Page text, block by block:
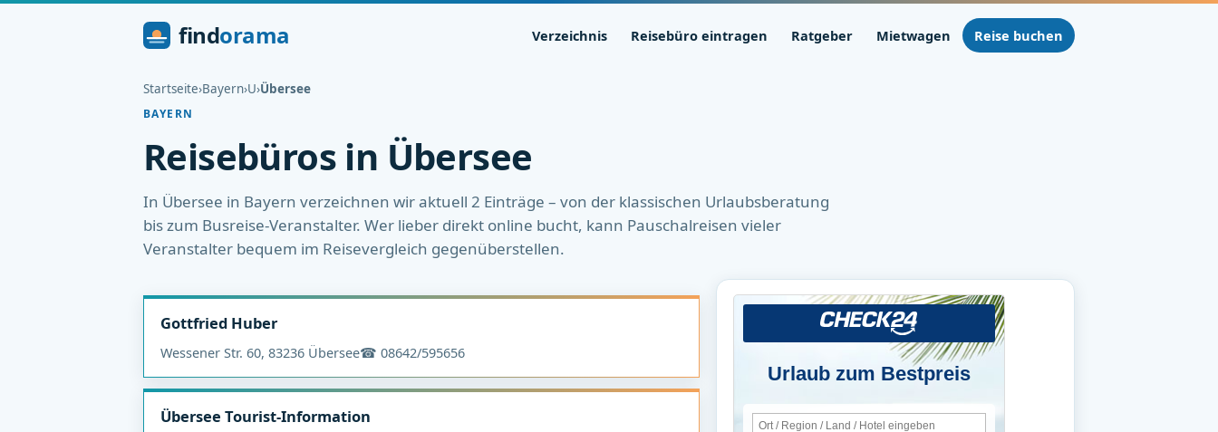
findorama Verzeichnis Reisebüro eintragen Ratgeber Mietwagen Reise buchen
Startseite›Bayern›U›Übersee
BAYERN
Reisebüros in Übersee
In Übersee in Bayern verzeichnen wir aktuell 2 Einträge – von der klassischen Urlaubsberatung
bis zum Busreise-Veranstalter. Wer lieber direkt online bucht, kann Pauschalreisen vieler
Veranstalter bequem im Reisevergleich gegenüberstellen.
Gottfried Huber
Wessener Str. 60, 83236 Übersee☎ 08642/595656
Übersee Tourist-Information
Urlaub zum Bestpreis